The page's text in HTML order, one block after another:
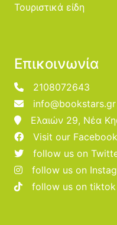
Τουριστικά είδη
Επικοινωνία
2108072643
info@bookstars.gr
Ελαιών 29, Νέα
Visit our
follow us on
follow us on
follow us on tiktok